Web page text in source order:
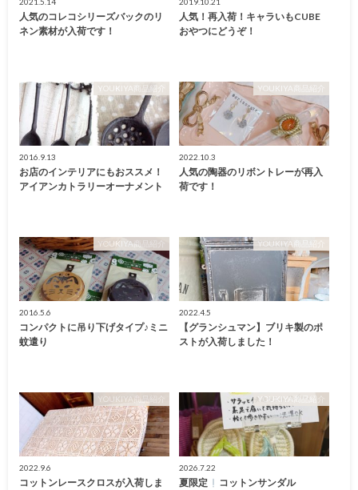
2021.5.14
人気のコレコシリーズバックのリ
ネン素材が入荷です！
2019.10.21
人気！再入荷！キャラいもCUBE
おやつにどうぞ！
YOUKIYA商品紹介
2016.9.13
お店のインテリアにもおススメ！
アイアンカトラリーオーナメント
YOUKIYA商品紹介
2022.10.3
人気の陶器のリボントレーが再入
荷です！
YOUKIYA商品紹介
2016.5.6
コンパクトに吊り下げタイプ♪ミニ
蚊遣り
YOUKIYA商品紹介
2022.4.5
【グランシュマン】ブリキ製のポ
ストが入荷しました！
YOUKIYA商品紹介
2022.9.6
コットンレースクロスが入荷しま
YOUKIYA商品紹介
2026.7.22
夏限定 コットンサンダル